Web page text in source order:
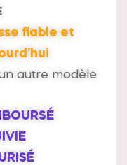
fiable et
autre modèle